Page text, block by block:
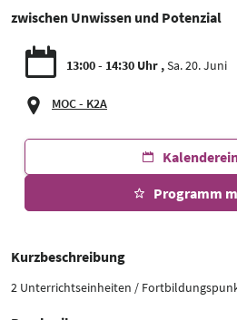
zwischen Unwissen und Potenzial
13:00 - 14:30 Uhr Sa. 20. Juni
MOC - K2A
Programm
Kurzbeschreibung
2 Unterrichtseinheiten /